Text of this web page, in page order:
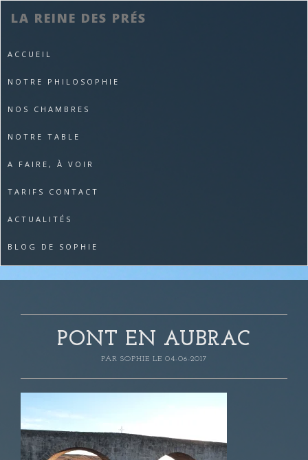
LA REINE DES PRÉS
ACCUEIL
NOTRE PHILOSOPHIE
NOS CHAMBRES
NOTRE TABLE
A FAIRE, À VOIR
TARIFS CONTACT
ACTUALITÉS
BLOG DE SOPHIE
PONT EN AUBRAC
PAR SOPHIE LE 04-06-2017